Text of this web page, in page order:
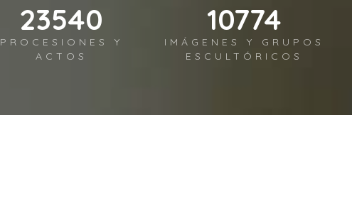
30340
PROCESIONES Y
ACTOS
13887
IMÁGENES Y GRUPOS
ESCULTÓRICOS